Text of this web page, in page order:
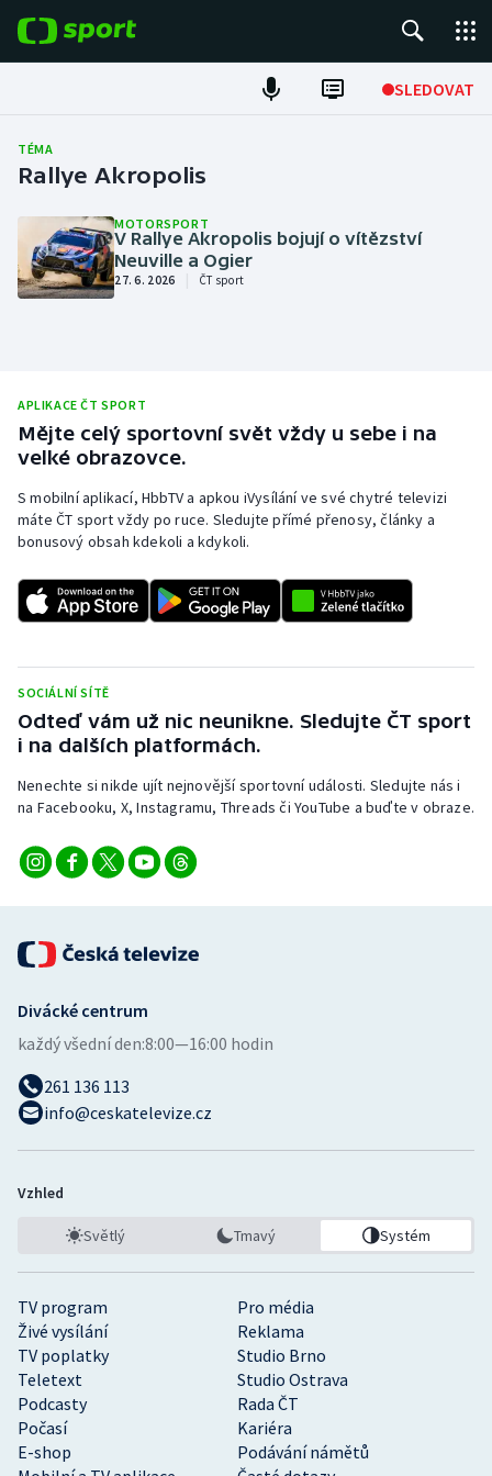
SLEDOVAT
Fotbal
Hokej
Tenis
Atletika
DALŠÍ SPORTY
Americký fotbal
Baseball a softbal
Biatlon
Boby a skeleton
Box
Florbal
Gymnastika
Házená
Judo
Krasobruslení
Lyže a snowboard
Moderní pětiboj
Motorsport
NEPŘEHLÉDNĚTE
Soutěže
Aplikace ČT sport
AZ kvíz
TÉMA
Rallye Akropolis
MOTORSPORT
V Rallye Akropolis bojují o vítězství
Neuville a Ogier
27. 6. 2026 ČT sport
APLIKACE ČT SPORT
Mějte celý sportovní svět vždy u sebe i na
velké obrazovce.
S mobilní aplikací, HbbTV a apkou iVysílání ve své chytré televizi
máte ČT sport vždy po ruce. Sledujte přímé přenosy, články a
bonusový obsah kdekoli a kdykoli.
SOCIÁLNÍ SÍTĚ
Odteď vám už nic neunikne. Sledujte ČT sport
i na dalších platformách.
Nenechte si nikde ujít nejnovější sportovní události. Sledujte nás i
na Facebooku, X, Instagramu, Threads či YouTube a buďte v obraze.
TV program
Pro média
Živé vysílání
Reklama
TV poplatky
Studio Brno
Teletext
Studio Ostrava
Podcasty
Rada ČT
Počasí
Kariéra
E-shop
Podávání námětů
Divácké centrum
každý všední den:8:00—16:00 hodin
261 136 113
info@ceskatelevize.cz
Vzhled
Světlý Tmavý Systém